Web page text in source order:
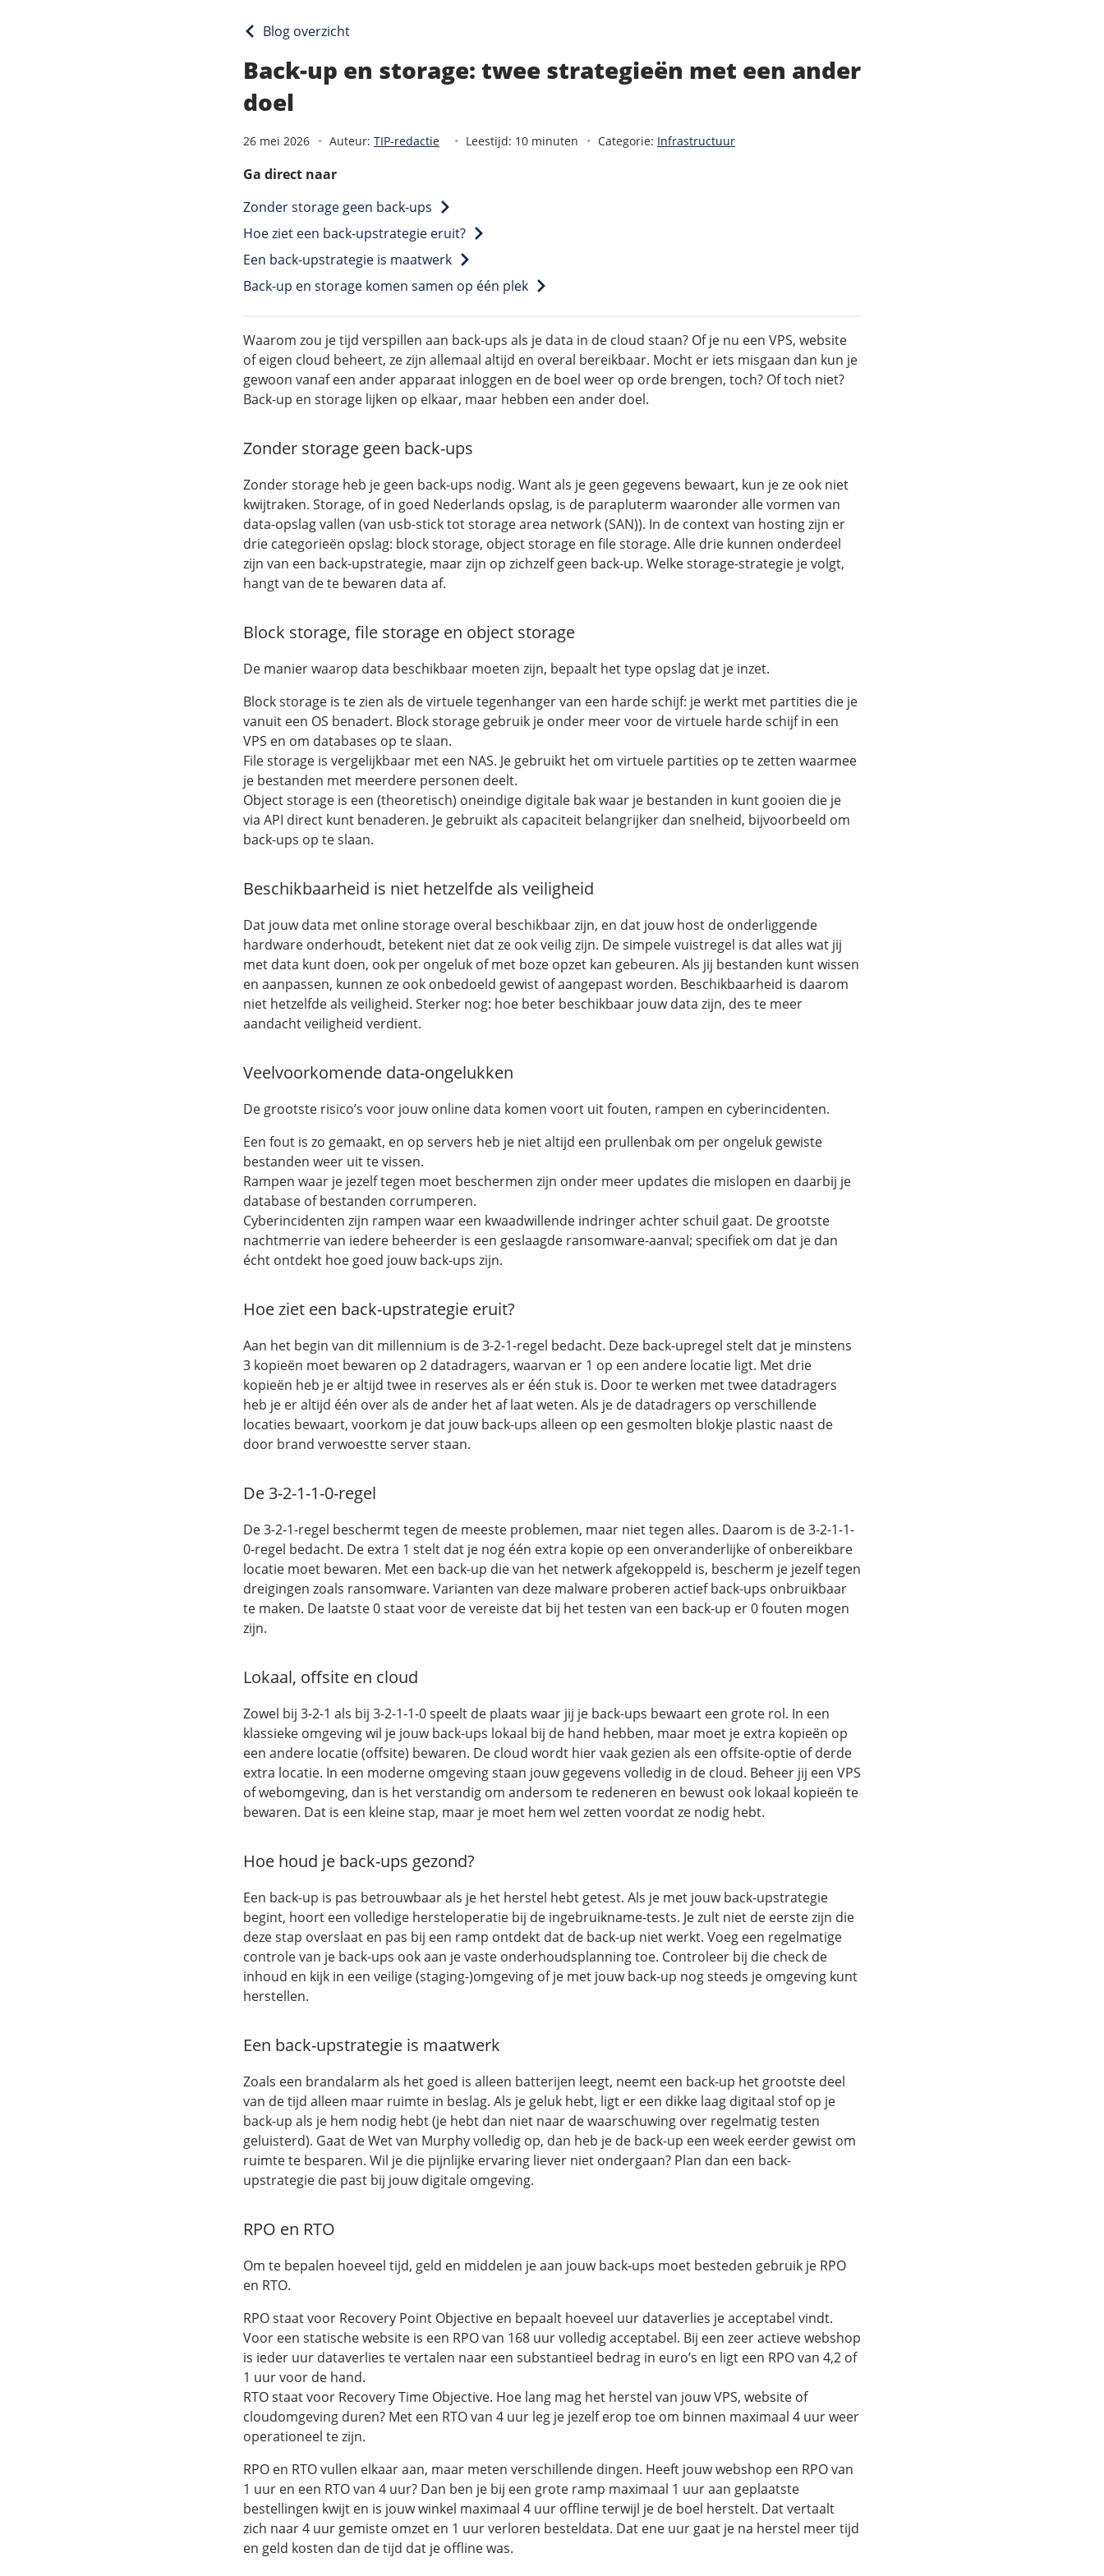
Blog overzicht
Back-up en storage: twee strategieën met een ander
doel
26 mei 2026 Auteur: TIP-redactie Leestijd: 10 minuten Categorie: Infrastructuur
Ga direct naar
Zonder storage geen back-ups
Hoe ziet een back-upstrategie eruit?
Een back-upstrategie is maatwerk
Back-up en storage komen samen op één plek
Waarom zou je tijd verspillen aan back-ups als je data in de cloud staan? Of je nu een VPS, website
of eigen cloud beheert, ze zijn allemaal altijd en overal bereikbaar. Mocht er iets misgaan dan kun je
gewoon vanaf een ander apparaat inloggen en de boel weer op orde brengen, toch? Of toch niet?
Back-up en storage lijken op elkaar, maar hebben een ander doel.
Zonder storage geen back-ups
Zonder storage heb je geen back-ups nodig. Want als je geen gegevens bewaart, kun je ze ook niet
kwijtraken. Storage, of in goed Nederlands opslag, is de parapluterm waaronder alle vormen van
data-opslag vallen (van usb-stick tot storage area network (SAN)). In de context van hosting zijn er
drie categorieën opslag: block storage, object storage en file storage. Alle drie kunnen onderdeel
zijn van een back-upstrategie, maar zijn op zichzelf geen back-up. Welke storage-strategie je volgt,
hangt van de te bewaren data af.
Block storage, file storage en object storage
De manier waarop data beschikbaar moeten zijn, bepaalt het type opslag dat je inzet.
Block storage is te zien als de virtuele tegenhanger van een harde schijf: je werkt met partities die je
vanuit een OS benadert. Block storage gebruik je onder meer voor de virtuele harde schijf in een
VPS en om databases op te slaan.
File storage is vergelijkbaar met een NAS. Je gebruikt het om virtuele partities op te zetten waarmee
je bestanden met meerdere personen deelt.
Object storage is een (theoretisch) oneindige digitale bak waar je bestanden in kunt gooien die je
via API direct kunt benaderen. Je gebruikt als capaciteit belangrijker dan snelheid, bijvoorbeeld om
back-ups op te slaan.
Beschikbaarheid is niet hetzelfde als veiligheid
Dat jouw data met online storage overal beschikbaar zijn, en dat jouw host de onderliggende
hardware onderhoudt, betekent niet dat ze ook veilig zijn. De simpele vuistregel is dat alles wat jij
met data kunt doen, ook per ongeluk of met boze opzet kan gebeuren. Als jij bestanden kunt wissen
en aanpassen, kunnen ze ook onbedoeld gewist of aangepast worden. Beschikbaarheid is daarom
niet hetzelfde als veiligheid. Sterker nog: hoe beter beschikbaar jouw data zijn, des te meer
aandacht veiligheid verdient.
Veelvoorkomende data-ongelukken
De grootste risico’s voor jouw online data komen voort uit fouten, rampen en cyberincidenten.
Een fout is zo gemaakt, en op servers heb je niet altijd een prullenbak om per ongeluk gewiste
bestanden weer uit te vissen.
Rampen waar je jezelf tegen moet beschermen zijn onder meer updates die mislopen en daarbij je
database of bestanden corrumperen.
Cyberincidenten zijn rampen waar een kwaadwillende indringer achter schuil gaat. De grootste
nachtmerrie van iedere beheerder is een geslaagde ransomware-aanval; specifiek om dat je dan
écht ontdekt hoe goed jouw back-ups zijn.
Hoe ziet een back-upstrategie eruit?
Aan het begin van dit millennium is de 3-2-1-regel bedacht. Deze back-upregel stelt dat je minstens
3 kopieën moet bewaren op 2 datadragers, waarvan er 1 op een andere locatie ligt. Met drie
kopieën heb je er altijd twee in reserves als er één stuk is. Door te werken met twee datadragers
heb je er altijd één over als de ander het af laat weten. Als je de datadragers op verschillende
locaties bewaart, voorkom je dat jouw back-ups alleen op een gesmolten blokje plastic naast de
door brand verwoestte server staan.
De 3-2-1-1-0-regel
De 3-2-1-regel beschermt tegen de meeste problemen, maar niet tegen alles. Daarom is de 3-2-1-1-
0-regel bedacht. De extra 1 stelt dat je nog één extra kopie op een onveranderlijke of onbereikbare
locatie moet bewaren. Met een back-up die van het netwerk afgekoppeld is, bescherm je jezelf tegen
dreigingen zoals ransomware. Varianten van deze malware proberen actief back-ups onbruikbaar
te maken. De laatste 0 staat voor de vereiste dat bij het testen van een back-up er 0 fouten mogen
zijn.
Lokaal, offsite en cloud
Zowel bij 3-2-1 als bij 3-2-1-1-0 speelt de plaats waar jij je back-ups bewaart een grote rol. In een
klassieke omgeving wil je jouw back-ups lokaal bij de hand hebben, maar moet je extra kopieën op
een andere locatie (offsite) bewaren. De cloud wordt hier vaak gezien als een offsite-optie of derde
extra locatie. In een moderne omgeving staan jouw gegevens volledig in de cloud. Beheer jij een VPS
of webomgeving, dan is het verstandig om andersom te redeneren en bewust ook lokaal kopieën te
bewaren. Dat is een kleine stap, maar je moet hem wel zetten voordat ze nodig hebt.
Hoe houd je back-ups gezond?
Een back-up is pas betrouwbaar als je het herstel hebt getest. Als je met jouw back-upstrategie
begint, hoort een volledige hersteloperatie bij de ingebruikname-tests. Je zult niet de eerste zijn die
deze stap overslaat en pas bij een ramp ontdekt dat de back-up niet werkt. Voeg een regelmatige
controle van je back-ups ook aan je vaste onderhoudsplanning toe. Controleer bij die check de
inhoud en kijk in een veilige (staging-)omgeving of je met jouw back-up nog steeds je omgeving kunt
herstellen.
Een back-upstrategie is maatwerk
Zoals een brandalarm als het goed is alleen batterijen leegt, neemt een back-up het grootste deel
van de tijd alleen maar ruimte in beslag. Als je geluk hebt, ligt er een dikke laag digitaal stof op je
back-up als je hem nodig hebt (je hebt dan niet naar de waarschuwing over regelmatig testen
geluisterd). Gaat de Wet van Murphy volledig op, dan heb je de back-up een week eerder gewist om
ruimte te besparen. Wil je die pijnlijke ervaring liever niet ondergaan? Plan dan een back-
upstrategie die past bij jouw digitale omgeving.
RPO en RTO
Om te bepalen hoeveel tijd, geld en middelen je aan jouw back-ups moet besteden gebruik je RPO
en RTO.
RPO staat voor Recovery Point Objective en bepaalt hoeveel uur dataverlies je acceptabel vindt.
Voor een statische website is een RPO van 168 uur volledig acceptabel. Bij een zeer actieve webshop
is ieder uur dataverlies te vertalen naar een substantieel bedrag in euro’s en ligt een RPO van 4,2 of
1 uur voor de hand.
RTO staat voor Recovery Time Objective. Hoe lang mag het herstel van jouw VPS, website of
cloudomgeving duren? Met een RTO van 4 uur leg je jezelf erop toe om binnen maximaal 4 uur weer
operationeel te zijn.
RPO en RTO vullen elkaar aan, maar meten verschillende dingen. Heeft jouw webshop een RPO van
1 uur en een RTO van 4 uur? Dan ben je bij een grote ramp maximaal 1 uur aan geplaatste
bestellingen kwijt en is jouw winkel maximaal 4 uur offline terwijl je de boel herstelt. Dat vertaalt
zich naar 4 uur gemiste omzet en 1 uur verloren besteldata. Dat ene uur gaat je na herstel meer tijd
en geld kosten dan de tijd dat je offline was.